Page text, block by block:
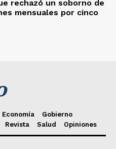
rechazó un soborno de
mensuales por cinco
Economía
Gobierno
Revista Salud Opiniones